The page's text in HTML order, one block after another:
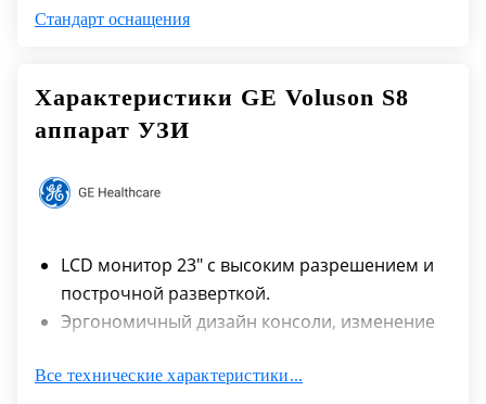
Стандарт оснащения
Характеристики GE Voluson S8
аппарат УЗИ
LCD монитор 23" с высоким разрешением и
построчной разверткой.
Эргономичный дизайн консоли, изменение
Встроенный жесткий диск 500 ГБ.
Все технические характеристики...